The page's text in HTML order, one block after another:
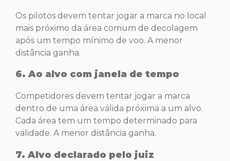
Os pilotos devem tentar jogar a marca no local
mais próximo da área comum de decolagem
após um tempo mínimo de voo. A menor
distância ganha.
6. Ao alvo com janela de tempo
Competidores devem tentar jogar a marca
dentro de uma área válida próxima a um alvo.
Cada área tem um tempo determinado para
validade. A menor distância ganha.
7. Alvo declarado pelo juiz